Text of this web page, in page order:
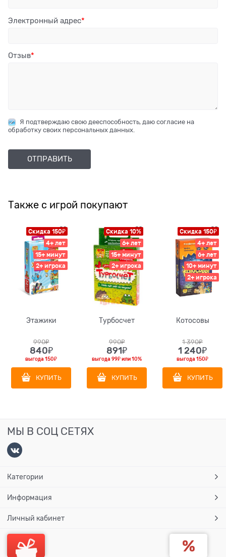
Электронный адрес
Отзыв
Я подтверждаю свою дееспособность, даю согласие на
обработку своих персональных данных.
Также с игрой покупают
Скидка 150₽
4+ лет
15+ минут
2+ игрока
Этажики
990₽
840₽
выгода150₽
КУПИТЬ
Скидка 10%
6+ лет
15+ минут
2+ игрока
Турбосчет
990₽
891₽
выгода99₽или10%
КУПИТЬ
Скидка 150₽
4+ лет
6+ лет
10+ минут
2+ игрока
Котосовы
1 390₽
1 240₽
выгода150₽
КУПИТЬ
МЫ В СОЦ СЕТЯХ
Категории
Информация
Личный кабинет